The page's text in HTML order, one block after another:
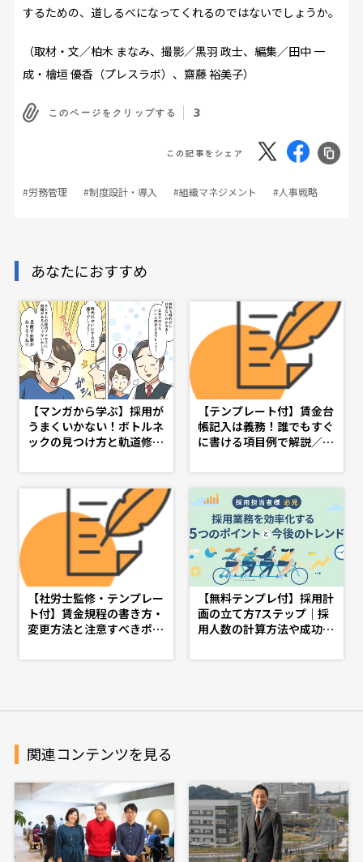
するための、道しるべになってくれるのではないでしょうか。
（取材・文／柏木 まなみ、撮影／黒羽 政士、編集／田中 一
成・檜垣 優香（プレスラボ）、齋藤 裕美子）
このページをクリップする 3
この記事をシェア
#労務管理 #制度設計・導入 #組織マネジメント #人事戦略
あなたにおすすめ
【マンガから学ぶ】採用が
うまくいかない！ボトルネ
ックの見つけ方と軌道修正
【テンプレート付】賃金台
帳記入は義務！誰でもすぐ
に書ける項目例で解説／社
（dsj）- 理想の人事へ、シ
ョートカット
【社労士監修・テンプレー
ト付】賃金規程の書き方・
変更方法と注意すべきポイ
j）- 理想の人事へ、ショー
【無料テンプレ付】採用計
画の立て方7ステップ｜採
用人数の計算方法や成功の
事ジャーナル - 理想の人事
関連コンテンツを見る